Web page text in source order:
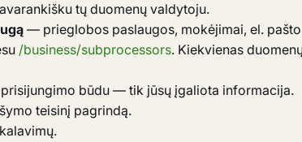
tų duomenų valdytoju.
— prieglobos paslaugos, mokėjimai, el.
/business/subprocessors. Kiekvienas
būdu — tik jūsų įgaliota informacija.
teisinį pagrindą.